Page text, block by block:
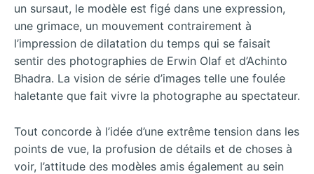
un sursaut, le modèle est figé dans une expression,
une grimace, un mouvement contrairement à
l’impression de dilatation du temps qui se faisait
sentir des photographies de Erwin Olaf et d’Achinto
Bhadra. La vision de série d’images telle une foulée
haletante que fait vivre la photographe au spectateur.
Tout concorde à l’idée d’une extrême tension dans les
points de vue, la profusion de détails et de choses à
voir, l’attitude des modèles amis également au sein